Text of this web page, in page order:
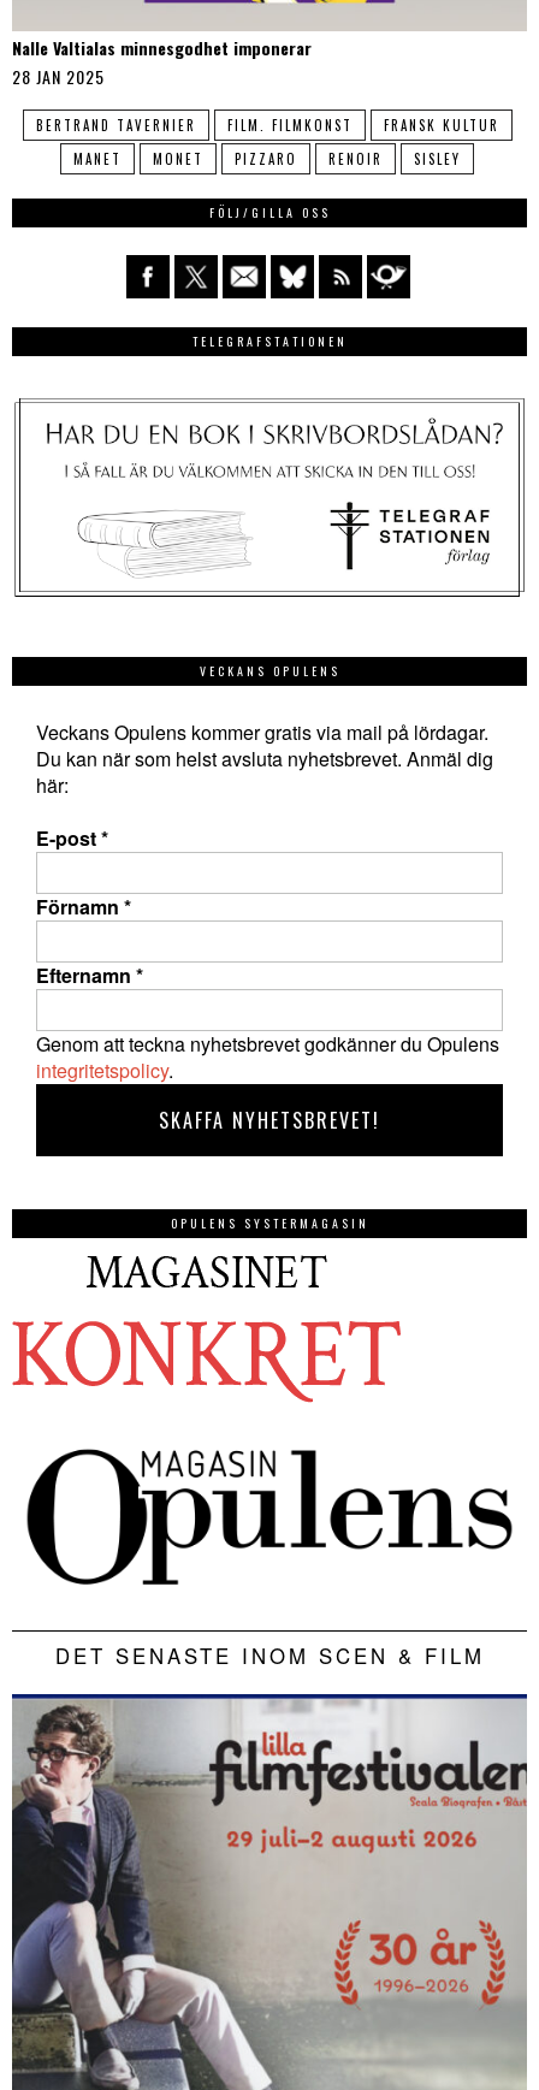
Nalle Valtialas minnesgodhet imponerar
28 JAN 2025
BERTRAND TAVERNIER FILM. FILMKONST
FRANSK KULTUR
MANET
MONET PIZZARO RENOIR SISLEY
FÖLJ/GILLA OSS
TELEGRAFSTATIONEN
VECKANS OPULENS
Veckans Opulens kommer gratis via mail på lördagar.
Du kan när som helst avsluta nyhetsbrevet. Anmäl dig
här:
E-post*
Förnamn *
Efternamn *
Genom att teckna nyhetsbrevet godkänner du Opulens
integritetspolicy.
OPULENS SYSTERMAGASIN
DET SENASTE INOM SCEN & FILM